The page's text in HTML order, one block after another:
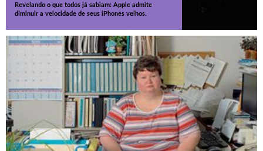
Revelando o que todos já sabiam: Apple admite
diminuir a velocidade de seus iPhones velhos.